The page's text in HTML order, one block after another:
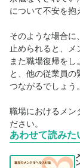
について不安を抱
そのような場合に
止められると、メ
また職場復帰を
と、他の従業員の
つながるでしょう。
職場におけるメン
ださい。
あわせて読みた